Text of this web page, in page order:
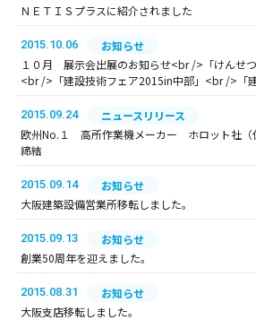
ＮＥＴＩＳプラスに紹介されました
2015.10.06
お知らせ
１０月 展示会出展のお知らせ<br />「けんせつ
<br />「建設技術フェア2015in中部」<br />「
2015.09.24
ニュースリリース
欧州No.１ 高所作業機メーカー ホロット社（
締結
2015.09.14
お知らせ
大阪建築設備営業所移転しました。
2015.09.13
お知らせ
創業50周年を迎えました。
2015.08.31
お知らせ
大阪支店移転しました。